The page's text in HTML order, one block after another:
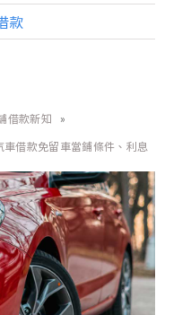
款
借款新知
»
借款免留車當鋪條件、利息